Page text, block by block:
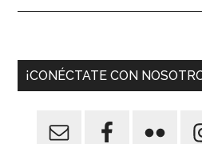
¡CONÉCTATE CON